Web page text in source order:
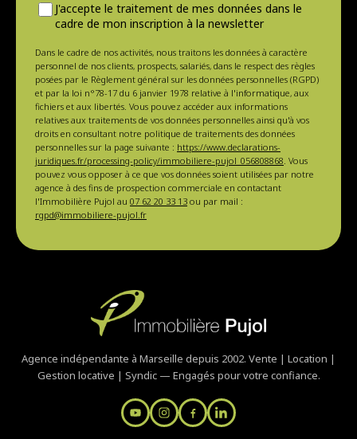
J'accepte le traitement de mes données dans le
cadre de mon inscription à la newsletter
Dans le cadre de nos activités, nous traitons les données à caractère
personnel de nos clients, prospects, salariés, dans le respect des règles
posées par le Règlement général sur les données personnelles (RGPD)
et par la loi n°78-17 du 6 janvier 1978 relative à l'informatique, aux
fichiers et aux libertés. Vous pouvez accéder aux informations
relatives aux traitements de vos données personnelles ainsi qu'à vos
droits en consultant notre politique de traitements des données
personnelles sur la page suivante : https://www.declarations-
juridiques.fr/processing-policy/immobiliere-pujol_056808868. Vous
pouvez vous opposer à ce que vos données soient utilisées par notre
agence à des fins de prospection commerciale en contactant
l'Immobilière Pujol au 07 62 20 33 13 ou par mail :
rgpd@immobiliere-pujol.fr
Agence indépendante à Marseille depuis 2002. Vente | Location |
Gestion locative | Syndic — Engagés pour votre confiance.